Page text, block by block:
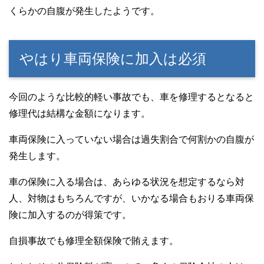
くらかの自腹が発生したようです。
やはり車両保険に加入は必須
今回のような比較的軽い事故でも、車を修理するとなると
修理代は結構な金額になります。
車両保険に入っていない場合は過失割合で何割かの自腹が
発生します。
車の保険に入る場合は、あらゆる状況を想定するなら対
人、対物はもちろんですが、いかなる場合もおりる車両保
険に加入するのが得策です。
自損事故でも修理全額保険で賄えます。